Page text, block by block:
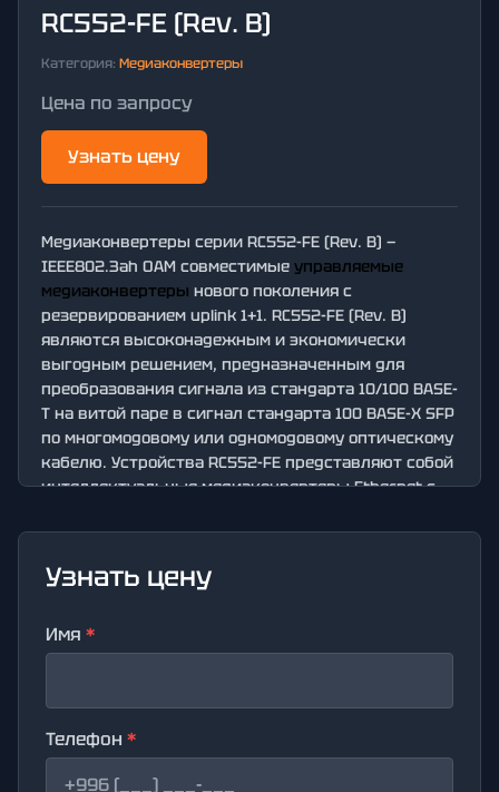
RC552-FE (Rev. B)
Категория: Медиаконвертеры
Цена по запросу
Узнать цену
Медиаконвертеры серии RC552-FE (Rev. B) —
IEEE802.3ah OAM совместимые управляемые
медиаконвертеры нового поколения с
резервированием uplink 1+1. RC552-FE (Rev. B)
являются высоконадежным и экономически
выгодным решением, предназначенным для
преобразования сигнала из стандарта 10/100 BASE-
T на витой паре в сигнал стандарта 100 BASE-X SFP
по многомодовому или одномодовому оптическому
кабелю. Устройства RC552-FE представляют собой
интеллектуальные медиаконвертеры Ethernet с
протоколам IEEE802.3ah OAM и SNMP для сетей
Узнать цену
Имя *
Телефон *